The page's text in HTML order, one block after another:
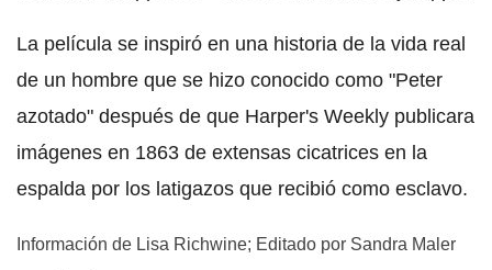
La película se inspiró en una historia de la vida real
de un hombre que se hizo conocido como "Peter
azotado" después de que Harper's Weekly publicara
imágenes en 1863 de extensas cicatrices en la
espalda por los latigazos que recibió como esclavo.
Información de Lisa Richwine; Editado por Sandra Maler